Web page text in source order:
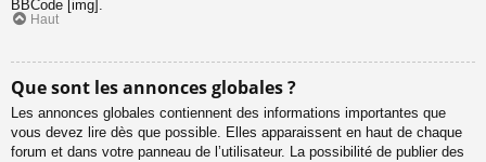
BBCode [img].
Haut
Que sont les annonces globales ?
Les annonces globales contiennent des informations importantes que
vous devez lire dès que possible. Elles apparaissent en haut de chaque
forum et dans votre panneau de l’utilisateur. La possibilité de publier des